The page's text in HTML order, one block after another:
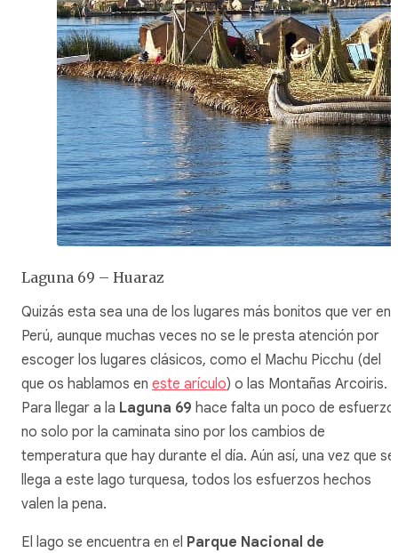
Laguna 69 – Huaraz
Quizás esta sea una de los lugares más bonitos que ver en
Perú, aunque muchas veces no se le presta atención por
escoger los lugares clásicos, como el Machu Picchu (del
que os hablamos en este arículo) o las Montañas Arcoiris.
Para llegar a la Laguna 69 hace falta un poco de esfuerzo,
no solo por la caminata sino por los cambios de
temperatura que hay durante el día. Aún así, una vez que se
llega a este lago turquesa, todos los esfuerzos hechos
valen la pena.
El lago se encuentra en el Parque Nacional de